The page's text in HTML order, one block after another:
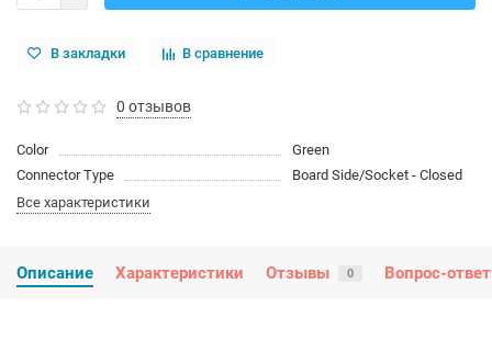
В закладки В сравнение
0 отзывов
Color
Green
Connector Type
Board Side/Socket - Closed
Все характеристики
Описание Характеристики Отзывы 0 Вопрос-ответ